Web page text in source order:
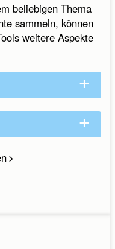
beliebigen Thema
sammeln, können
weitere Aspekte